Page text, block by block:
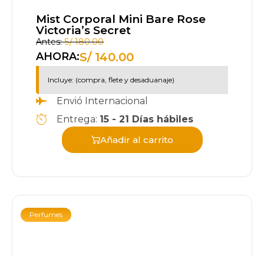
Mist Corporal Mini Bare Rose
Victoria’s Secret
Antes:S/180.00
AHORA:S/140.00
Incluye: (compra, flete y desaduanaje)
Envió Internacional
Entrega: 15 - 21 Días hábiles
Añadir al carrito
Perfumes